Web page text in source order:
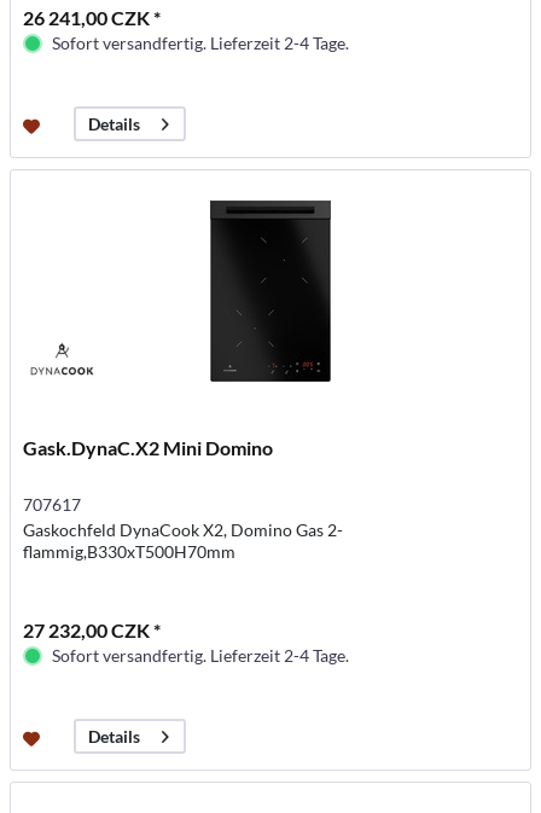
26 241,00 CZK *
Sofort versandfertig. Lieferzeit 2-4 Tage.
Details
Gask.DynaC.X2 Mini Domino
707617
Gaskochfeld DynaCook X2, Domino Gas 2-
flammig,B330xT500H70mm
27 232,00 CZK *
Sofort versandfertig. Lieferzeit 2-4 Tage.
Details